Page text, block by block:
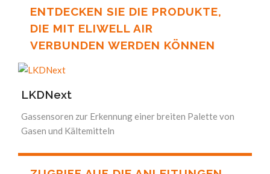
ENTDECKEN SIE DIE PRODUKTE,
DIE MIT ELIWELL AIR
VERBUNDEN WERDEN KÖNNEN
LKDNext
Gassensoren zur Erkennung einer breiten Palette von
Gasen und Kältemitteln